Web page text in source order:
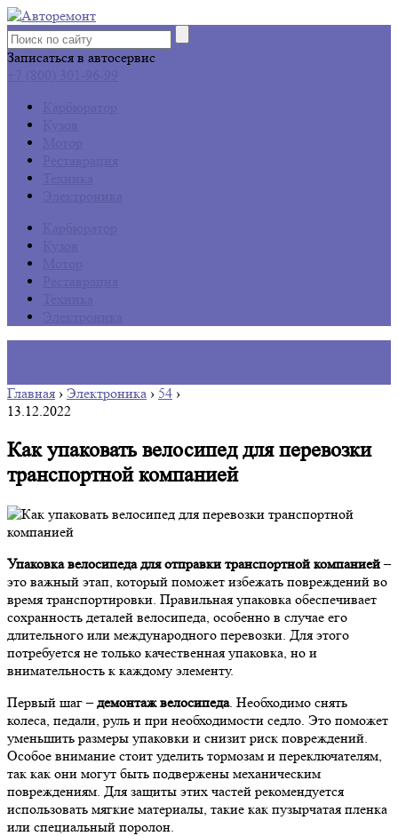
Записаться в автосервис
Главная › Электроника › 54 ›
13.12.2022
Как упаковать велосипед для перевозки
транспортной компанией
Упаковка велосипеда для отправки транспортной компанией–
это важный этап, который поможет избежать повреждений во
время транспортировки. Правильная упаковка обеспечивает
сохранность деталей велосипеда, особенно в случае его
длительного или международного перевозки. Для этого
потребуется не только качественная упаковка, но и
внимательность к каждому элементу.
Первый шаг –демонтаж велосипеда. Необходимо снять
колеса, педали, руль и при необходимости седло. Это поможет
уменьшить размеры упаковки и снизит риск повреждений.
Особое внимание стоит уделить тормозам и переключателям,
так как они могут быть подвержены механическим
повреждениям. Для защиты этих частей рекомендуется
использовать мягкие материалы, такие как пузырчатая пленка
или специальный поролон.